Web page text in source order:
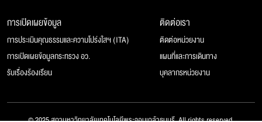
การเปิดเผยข้อมูล
การประเมินคุณธรรมและความโปร่งใสฯ (ITA)
การเปิดเผยข้อมูลกระทรวง อว.
รับเรื่องร้องเรียน
ติดต่อเรา
ติดต่อหน่วยงาน
แผนที่และการเดินทาง
บุคลากรหน่วยงาน